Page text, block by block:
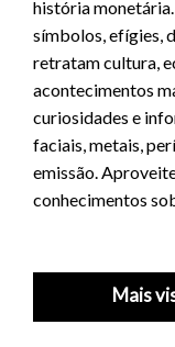
história
símbolos, efígies,
retratam cultura,
acontecimentos
curiosidades e
faciais, metais,
emissão.
conhecimentos
Mais